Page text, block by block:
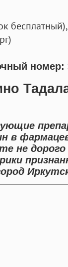
бесплатный),
номер:
в
не дорого